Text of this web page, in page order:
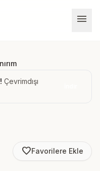
menu
Çevrimdışı
favorite_borderFavorilere Ekle